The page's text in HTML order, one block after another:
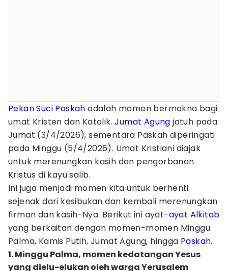
Pekan Suci Paskah adalah momen bermakna bagi
umat Kristen dan Katolik.Jumat Agung jatuh pada
Jumat (3/4/2026), sementara Paskah diperingati
pada Minggu (5/4/2026). Umat Kristiani diajak
untuk merenungkan kasih dan pengorbanan
Kristus di kayu salib.
Ini juga menjadi momen kita untuk berhenti
sejenak dari kesibukan dan kembali merenungkan
firman dan kasih-Nya. Berikut ini ayat-ayat Alkitab
yang berkaitan dengan momen-momen Minggu
Palma, Kamis Putih, Jumat Agung, hingga Paskah.
1. Minggu Palma, momen kedatangan Yesus
yang dielu-elukan oleh warga Yerusalem